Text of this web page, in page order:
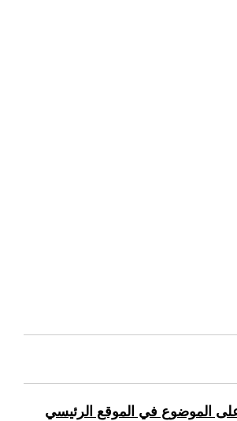
على الموضوع في الموقع الرئيسي